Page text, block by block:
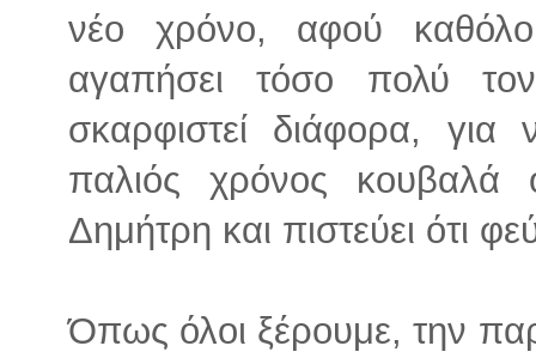
νέο χρόνο, αφού
αγαπήσει τόσο πολύ
σκαρφιστεί διάφορα,
παλιός χρόνος κουβαλά
Δημήτρη και πιστεύει ότι
Όπως όλοι ξέρουμε, την